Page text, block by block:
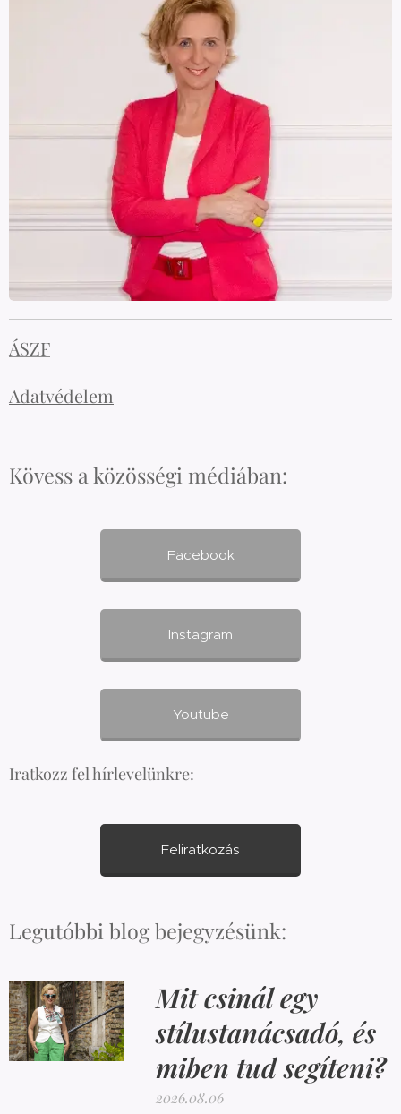
ÁSZF
Adatvédelem
Kövess a közösségi médiában:
Facebook
Instagram
Youtube
Iratkozz fel hírlevelünkre:
Feliratkozás
Legutóbbi blog bejegyzésünk:
Mit csinál egy
stílustanácsadó, és
miben tud segíteni?
2026.08.06